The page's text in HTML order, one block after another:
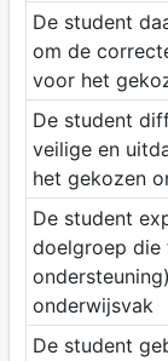
De student
om de
voor het
De student
veilige en
het gekozen
De student
doelgroep die
onderwijsvak
De student